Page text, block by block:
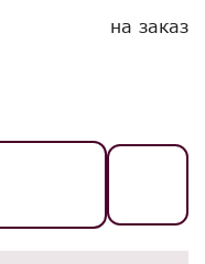
на заказ